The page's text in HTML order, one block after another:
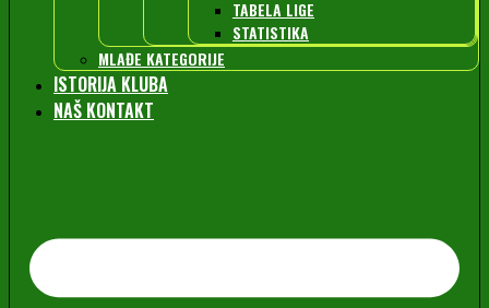
TABELA LIGE
STATISTIKA
MLAĐE KATEGORIJE
ISTORIJA KLUBA
NAŠ KONTAKT